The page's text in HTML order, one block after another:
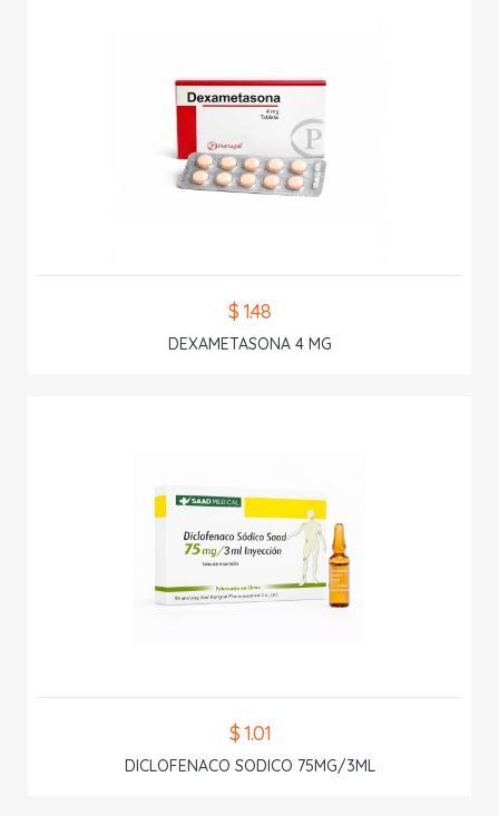
$ 1.48
DEXAMETASONA 4 MG
$ 1.01
DICLOFENACO SODICO 75MG/3ML